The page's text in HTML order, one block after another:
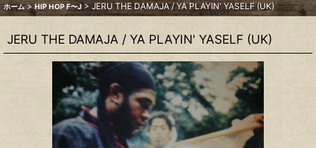
ホーム > HIP HOP F〜J > JERU THE DAMAJA / YA PLAYIN' YASELF (UK)
JERU THE DAMAJA / YA PLAYIN' YASELF (UK)